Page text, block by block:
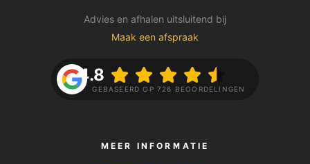
Advies en afhalen uitsluitend bij
Maak een afspraak
4.8
GEBASEERD OP 726 BEOORDELINGEN
MEER INFORMATIE